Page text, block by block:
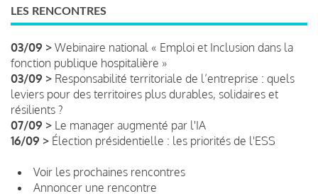
LES RENCONTRES
03/09 > Webinaire national « Emploi et Inclusion dans la
fonction publique hospitalière »
03/09 > Responsabilité territoriale de l’entreprise : quels
leviers pour des territoires plus durables, solidaires et
résilients ?
07/09 > Le manager augmenté par l'IA
16/09 > Élection présidentielle : les priorités de l'ESS
Voir les prochaines rencontres
Annoncer une rencontre